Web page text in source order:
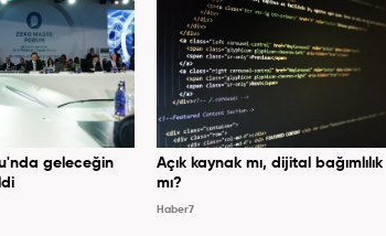
geleceğin
Açık kaynak mı, dijital bağımlılık
mı?
Haber7